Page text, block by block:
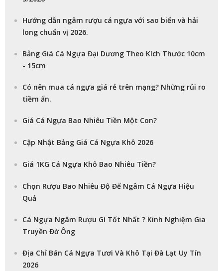
Hướng dẫn ngâm rượu cá ngựa với sao biển và hải
long chuẩn vị 2026.
Bảng Giá Cá Ngựa Đại Dương Theo Kích Thước 10cm
- 15cm
Có nên mua cá ngựa giá rẻ trên mạng? Những rủi ro
tiềm ẩn.
Giá Cá Ngựa Bao Nhiêu Tiền Một Con?
Cập Nhật Bảng Giá Cá Ngựa Khô 2026
Giá 1KG Cá Ngựa Khô Bao Nhiêu Tiền?
Chọn Rượu Bao Nhiêu Độ Để Ngâm Cá Ngựa Hiệu
Quả
Cá Ngựa Ngâm Rượu Gì Tốt Nhất ? Kinh Nghiệm Gia
Truyền Đờ Ông
Địa Chỉ Bán Cá Ngựa Tươi Và Khô Tại Đà Lạt Uy Tín
2026